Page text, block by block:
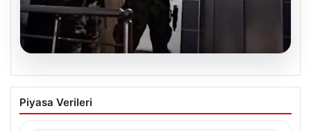
İntihar mektubundan isimleri çıktı,
milyarlık vurgun deşifre oldu
Piyasa Verileri